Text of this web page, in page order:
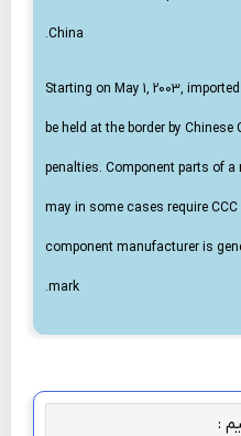
China.
Starting on May 1, 2003,
be held at the border by
penalties. Component parts of
may in some cases require
component manufacturer is
mark.
: